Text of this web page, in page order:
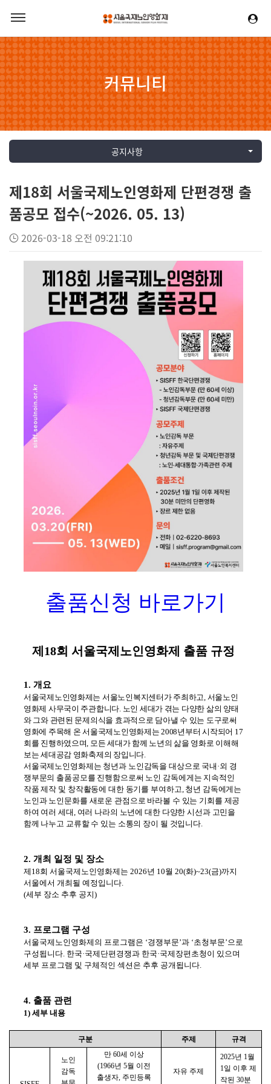
커뮤니티
공지사항
제18회 서울국제노인영화제 단편경쟁 출
품공모 접수(~2026. 05. 13)
2026-03-18 오전 09:21:10
출품신청 바로가기
제18회 서울국제노인영화제 출품 규정
1. 개요
서울국제노인영화제는 서울노인복지센터가 주최하고 서울노인
영화제 사무국이 주관합니다 노인 세대가 겪는 다양한 삶의 양태
와 그와 관련된 문제의식을 효과적으로 담아낼 수 있는 도구로써
영화에 주목해 온 서울국제노인영화제는2008년부터 시작되어 17
회를 진행하였으며 모든 세대가 함께 노년의 삶을 영화로 이해해
보는 세대공감 영화축제의 장입니다
서울국제노인영화제는 청년과 노인감독을 대상으로 국내 ·외 경
쟁부문의 출품공모를 진행함으로써 노인 감독에게는 지속적인
작품 제작 및 창작활동에 대한 동기를 부여하고 청년 감독에게는
노인과 노인문화를 새로운 관점으로 바라볼 수 있는 기회를 제공
하여 여러 세대 여러 나라의 노년에 대한 다양한 시선과 고민을
함께 나누고 교류할 수 있는 소통의 장이 될 것입니다
2. 개최 일정 및 장소
제 18회 서울국제노인영화제는 2026년 10월 20(화)~23(금)까지
서울에서 개최될 예정입니다.
(세부 장소 추후 공지)
3. 프로그램 구성
서울국제노인영화제의 프로그램은 ‘경쟁부문’과 ‘초청부문’ 으로
구성됩니다. 한국·국제단편경쟁과 한국·국제장편초청이 있으며
세부 프로그램 및 구체적인 섹션은 추후 공개됩니다.
4. 출품 관련
1) 세부 내용
구분 주제 규격
노인
감독
만 60세 이상
(1966년 5월 이전
출생자 주민등록
자유 주제
2025년 1 월
1 일 이후 제
작된 30분